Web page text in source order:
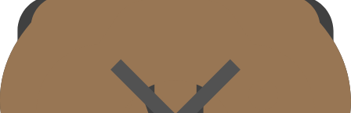
Custom Forehead Filler
ฟิลเลอร์ริมฝีปากแนวขยาย